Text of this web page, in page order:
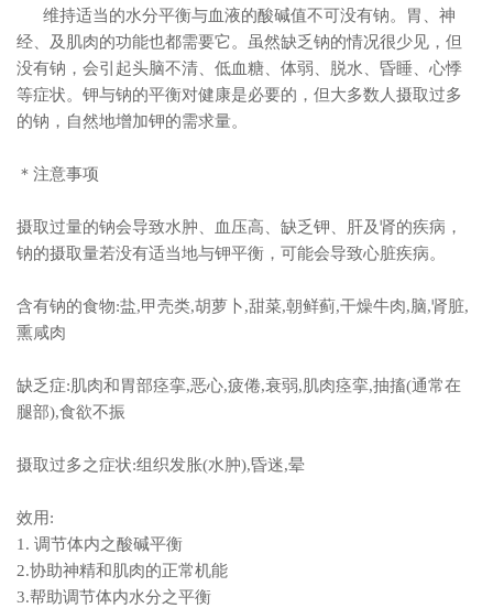
维持适当的水分平衡与血液的酸碱值不可没有钠。胃、神
经、及肌肉的功能也都需要它。虽然缺乏钠的情况很少见，但
没有钠，会引起头脑不清、低血糖、体弱、脱水、昏睡、心悸
等症状。钾与钠的平衡对健康是必要的，但大多数人摄取过多
的钠，自然地增加钾的需求量。
＊注意事项
摄取过量的钠会导致水肿、血压高、缺乏钾、肝及肾的疾病，
钠的摄取量若没有适当地与钾平衡，可能会导致心脏疾病。
含有钠的食物:盐,甲壳类,胡萝卜,甜菜,朝鲜蓟,干燥牛肉,脑,肾脏,
熏咸肉
缺乏症:肌肉和胃部痉挛,恶心,疲倦,衰弱,肌肉痉挛,抽搐(通常在
腿部),食欲不振
摄取过多之症状:组织发胀(水肿),昏迷,晕
效用:
1. 调节体内之酸碱平衡
2.协助神精和肌肉的正常机能
3.帮助调节体内水分之平衡